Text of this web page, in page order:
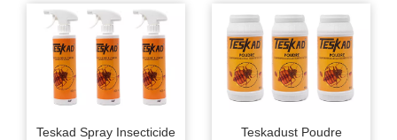
Teskad Spray Insecticide
Teskadust Poudre